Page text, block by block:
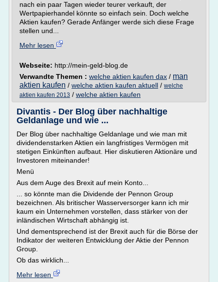
nach ein paar Tagen wieder teurer verkauft, der
Wertpapierhandel könnte so einfach sein. Doch welche
Aktien kaufen? Gerade Anfänger werde sich diese Frage
stellen und...
Mehr lesen
Webseite: http://mein-geld-blog.de
Verwandte Themen : welche aktien kaufen dax / man
aktien kaufen / welche aktien kaufen aktuell / welche
aktien kaufen 2013 / welche aktien kaufen
Divantis - Der Blog über nachhaltige
Geldanlage und wie ...
Der Blog über nachhaltige Geldanlage und wie man mit
dividendenstarken Aktien ein langfristiges Vermögen mit
stetigen Einkünften aufbaut. Hier diskutieren Aktionäre und
Investoren miteinander!
Menü
Aus dem Auge des Brexit auf mein Konto...
... so könnte man die Dividende der Pennon Group
bezeichnen. Als britischer Wasserversorger kann ich mir
kaum ein Unternehmen vorstellen, dass stärker von der
inländischen Wirtschaft abhängig ist.
Und dementsprechend ist der Brexit auch für die Börse der
Indikator der weiteren Entwicklung der Aktie der Pennon
Group.
Ob das wirklich...
Mehr lesen